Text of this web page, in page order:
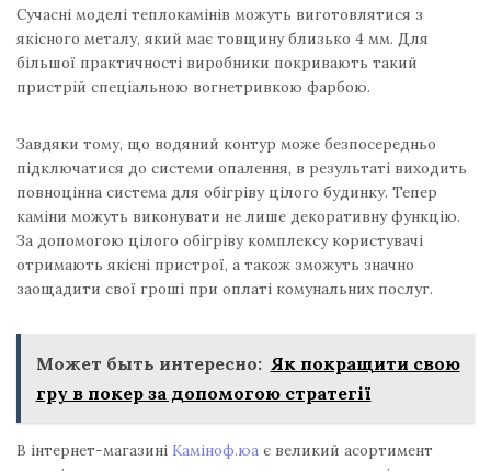
Сучасні моделі теплокамінів можуть виготовлятися з
якісного металу, який має товщину близько 4 мм. Для
більшої практичності виробники покривають такий
пристрій спеціальною вогнетривкою фарбою.
Завдяки тому, що водяний контур може безпосередньо
підключатися до системи опалення, в результаті виходить
повноцінна система для обігріву цілого будинку. Тепер
каміни можуть виконувати не лише декоративну функцію.
За допомогою цілого обігріву комплексу користувачі
отримають якісні пристрої, а також зможуть значно
заощадити свої гроші при оплаті комунальних послуг.
Может быть интересно: Як покращити свою
гру в покер за допомогою стратегії
В інтернет-магазині Каміноф.юа є великий асортимент